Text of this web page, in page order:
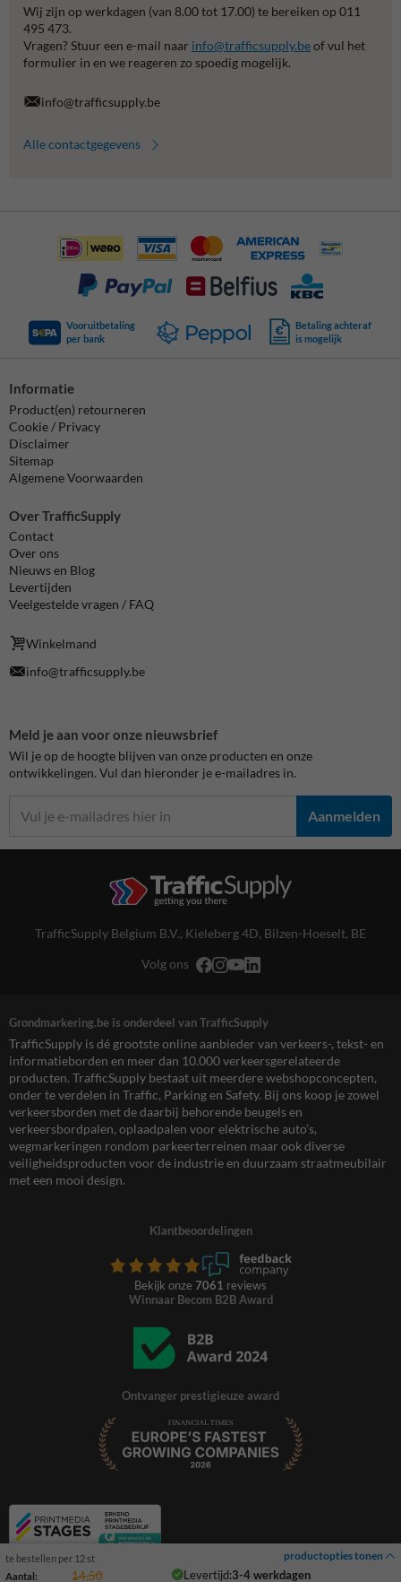
te bestellen per 12 st productopties tonen
Aantal: 14,50 Levertijd:3-4 werkdagen
Wij zijn op werkdagen (van 8.00 tot 17.00) te bereiken op 011
495 473.
Vragen? Stuur een e-mail naar info@trafficsupply.beof vul het
formulier in en we reageren zo spoedig mogelijk.
info@trafficsupply.be
Alle contactgegevens
Vooruitbetaling
per bank
Betaling achteraf
is mogelijk
Informatie
Product(en) retourneren
Cookie / Privacy
Disclaimer
Sitemap
Algemene Voorwaarden
Over TrafficSupply
Contact
Over ons
Nieuws en Blog
Levertijden
Veelgestelde vragen / FAQ
Winkelmand
info@trafficsupply.be
Meld je aan voor onze nieuwsbrief
Wil je op de hoogte blijven van onze producten en onze
ontwikkelingen. Vul dan hieronder je e-mailadres in.
Aanmelden
TrafficSupply Belgium B.V., Kieleberg 4D, Bilzen-Hoeselt, BE
Volg ons
Grondmarkering.be is onderdeel van TrafficSupply
TrafficSupply is dé grootste online aanbieder van verkeers-, tekst- en
informatieborden en meer dan 10.000 verkeersgerelateerde
producten. TrafficSupply bestaat uit meerdere webshopconcepten,
onder te verdelen in Traffic, Parking en Safety. Bij ons koop je zowel
verkeersborden met de daarbij behorende beugels en
verkeersbordpalen, oplaadpalen voor elektrische auto’s,
wegmarkeringen rondom parkeerterreinen maar ook diverse
veiligheidsproducten voor de industrie en duurzaam straatmeubilair
met een mooi design.
Klantbeoordelingen
Bekijk onze 7061 reviews
Winnaar Becom B2B Award
Ontvanger prestigieuze award